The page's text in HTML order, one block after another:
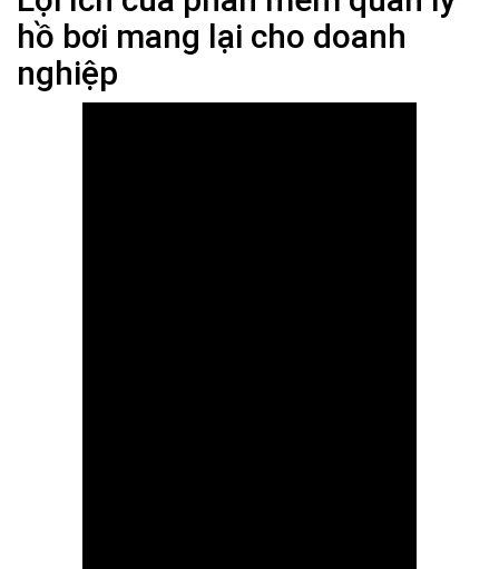
hồ bơi mang lại cho doanh
nghiệp